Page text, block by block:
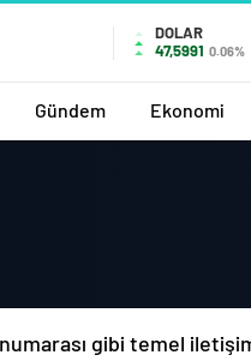
DOLAR
47,5991 0.06%
Gündem Ekonomi
gibi temel